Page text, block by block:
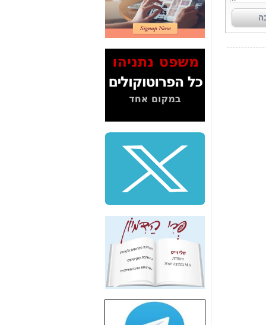
2" על תעלולי השר
משה כחלון -כאן
הסלולר" ואיך מסרסים
את הנתונים לציבור -
כאן
סיכום ביקור בסיליקון
שלמה פילבר (עד
לאחרונה מנכ"ל משרד
התקשורת) - עד
מדינה? הצחקתם
אותי! -
"יש אפליה בחקירה"?
חשיפה: למה השר
משה כחלון לא נחקר
עד היום? -
כאן
הדומה לזו של "תיק
4000" אך בתחום
הסלולר -